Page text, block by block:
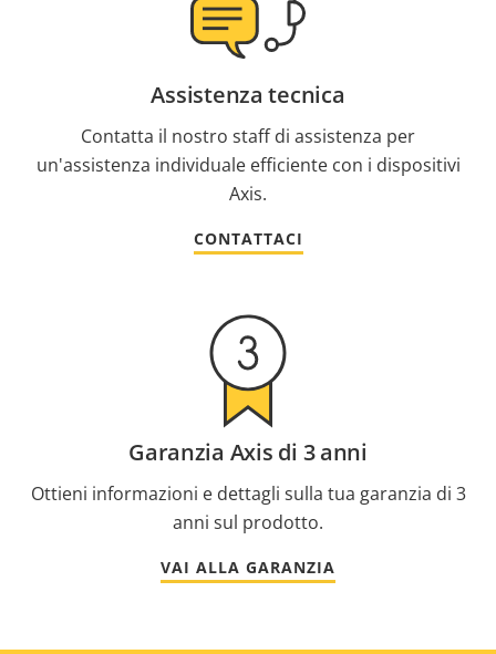
Assistenza tecnica
Contatta il nostro staff di assistenza per
un'assistenza individuale efficiente con i dispositivi
Axis.
CONTATTACI
Garanzia Axis di 3 anni
Ottieni informazioni e dettagli sulla tua garanzia di 3
anni sul prodotto.
VAI ALLA GARANZIA